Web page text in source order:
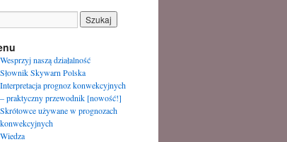
Wesprzyj naszą działalność
Słownik Skywarn Polska
Interpretacja prognoz konwekcyjnych
– praktyczny przewodnik [nowość!]
Skrótowce używane w prognozach
konwekcyjnych
Wiedza